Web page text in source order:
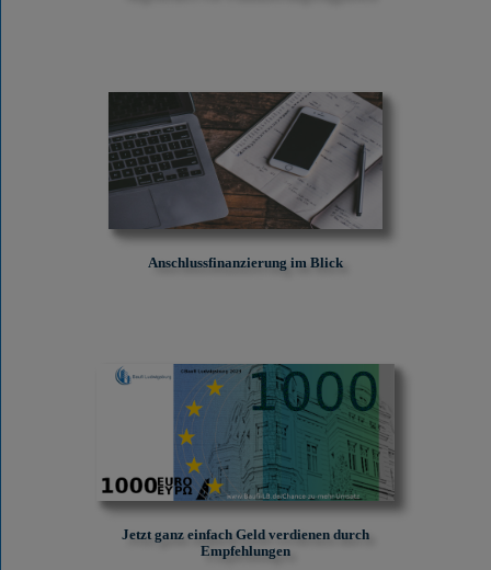
Anschlussfinanzierung im Blick
Jetzt ganz einfach Geld verdienen durch
Empfehlungen